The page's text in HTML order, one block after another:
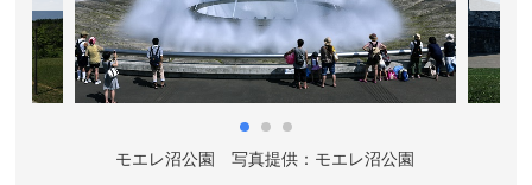
北海道札幌市
料金／入館・自由見学無料 ※ビール・ノンアルコール
ビールテイスト飲料・ソフトドリンクは有料（予約制プ
レミアムツアー 大人 1,000円、中学生～20歳未満 500
営業時間／11:00～18:00(最終入館は17:30まで)
モエレ沼公園 写真提供：モエレ沼公園